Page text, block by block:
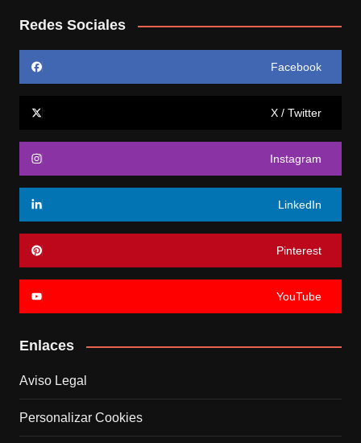
Redes Sociales
Facebook
X / Twitter
Instagram
LinkedIn
Pinterest
YouTube
Enlaces
Aviso Legal
Personalizar Cookies